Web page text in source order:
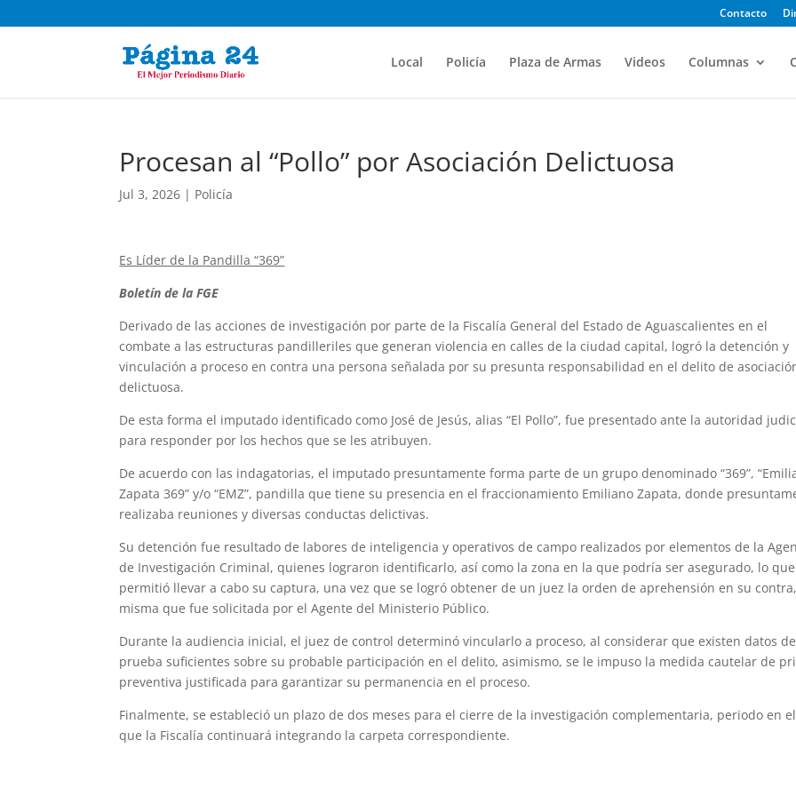
Contacto
Local Policía Plaza de Armas Videos Columnas
Procesan al “Pollo” por Asociación Delictuosa
Jul 3, 2026 | Policía
Es Líder de la Pandilla “369”
Boletín de la FGE
Derivado de las acciones de investigación por parte de la Fiscalía General del Estado de Aguascalientes en el
combate a las estructuras pandilleriles que generan violencia en calles de la ciudad capital, logró la detención y
vinculación a proceso en contra una persona señalada por su presunta responsabilidad en el delito de
delictuosa.
De esta forma el imputado identificado como José de Jesús, alias “El Pollo”, fue presentado ante la autoridad
para responder por los hechos que se les atribuyen.
De acuerdo con las indagatorias, el imputado presuntamente forma parte de un grupo denominado “369”,
Zapata 369” y/o “EMZ”, pandilla que tiene su presencia en el fraccionamiento Emiliano Zapata, donde
realizaba reuniones y diversas conductas delictivas.
Su detención fue resultado de labores de inteligencia y operativos de campo realizados por elementos de la
de Investigación Criminal, quienes lograron identificarlo, así como la zona en la que podría ser asegurado, lo que
permitió llevar a cabo su captura, una vez que se logró obtener de un juez la orden de aprehensión en su contra,
misma que fue solicitada por el Agente del Ministerio Público.
Durante la audiencia inicial, el juez de control determinó vincularlo a proceso, al considerar que existen datos de
prueba suficientes sobre su probable participación en el delito, asimismo, se le impuso la medida cautelar de
preventiva justificada para garantizar su permanencia en el proceso.
Finalmente, se estableció un plazo de dos meses para el cierre de la investigación complementaria, periodo en el
que la Fiscalía continuará integrando la carpeta correspondiente.